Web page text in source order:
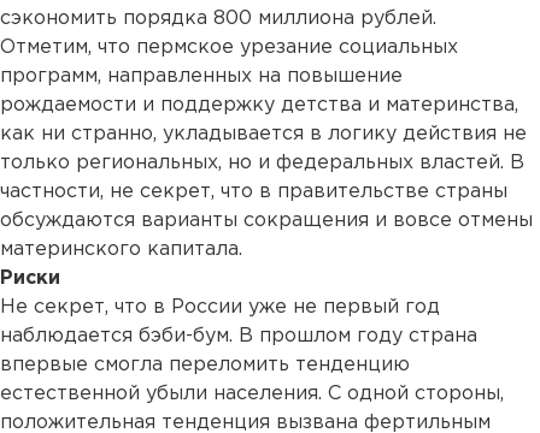
сэкономить порядка 800 миллиона рублей.
Отметим, что пермское урезание социальных
программ, направленных на повышение
рождаемости и поддержку детства и материнства,
как ни странно, укладывается в логику действия не
только региональных, но и федеральных властей. В
частности, не секрет, что в правительстве страны
обсуждаются варианты сокращения и вовсе отмены
материнского капитала.
Риски
Не секрет, что в России уже не первый год
наблюдается бэби-бум. В прошлом году страна
впервые смогла переломить тенденцию
естественной убыли населения. С одной стороны,
положительная тенденция вызвана фертильным